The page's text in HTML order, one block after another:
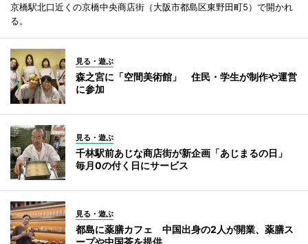
京橋駅北口近くの京橋中央商店街（大阪市都島区東野田町5）で開かれ
る。
見る・遊ぶ
森之宮に「空間美術館」 住民・学生が制作や運営
に参加
見る・遊ぶ
千林駅前あじな商店街が新企画「あじまるの日」
毎月0の付く日にサービス
見る・遊ぶ
都島に薬膳カフェ 中国出身の2人が開業、薬膳ス